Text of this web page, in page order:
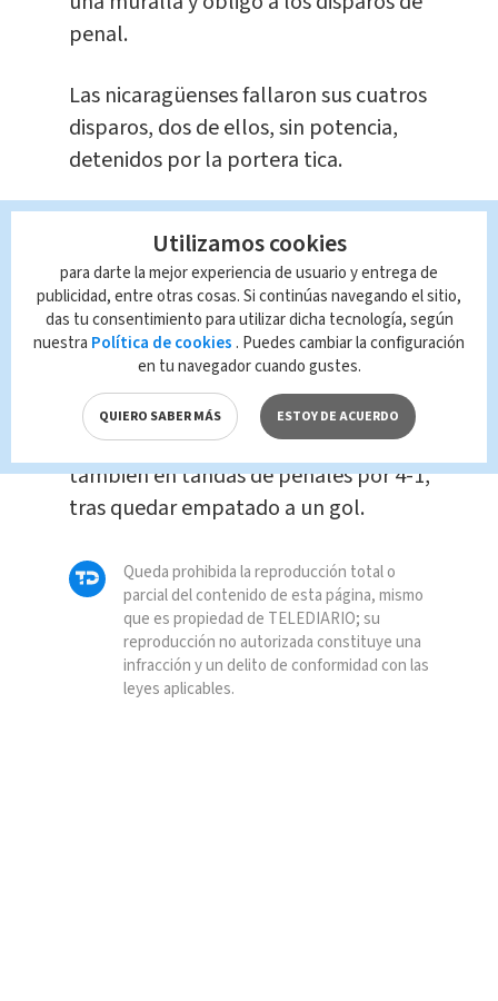
penal.
Las nicaragüenses fallaron sus cuatros
disparos, dos de ellos, sin potencia,
detenidos por la portera tica.
Mientras Costa Rica metió dos de tres
disparos, con lo que revalidó la
medalla de oro conseguida en los X
Juegos Centroamericanos de San José
2013.
El bronce se lo quedó Panamá, que
más temprano derrotó a El Salvador,
también en tandas de penales por 4-1,
tras quedar empatado a un gol.
Queda prohibida la reproducción total o
parcial del contenido de esta página, mismo
que es propiedad de TELEDIARIO; su
reproducción no autorizada constituye una
infracción y un delito de conformidad con las
leyes aplicables.
Utilizamos cookies
para darte la mejor experiencia de usuario y entrega de
publicidad, entre otras cosas. Si continúas navegando el sitio,
das tu consentimiento para utilizar dicha tecnología, según
nuestra Política de cookies . Puedes cambiar la configuración
en tu navegador cuando gustes.
QUIERO SABER MÁS ESTOY DE ACUERDO